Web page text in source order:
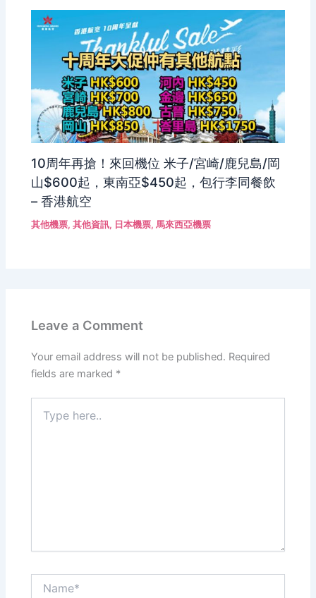
10周年再搶！來回機位 米子/宮崎/鹿兒島/岡
山$600起，東南亞$450起，包行李同餐飲
– 香港航空
其他機票,其他資訊, 日本機票,馬來西亞機票
Leave a Comment
Your email address will not be published. Required
fields are marked *
here..